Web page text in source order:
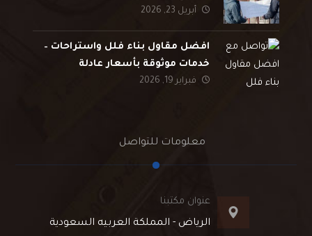
أبريل 23, 2026
افضل مقاول بناء فلل واستراحات –
خدمات موثوقة بأسعار عادلة
فبراير 19, 2026
معلومات للتواصل
عنوان مكتبنا
الرياض - المملكة العربيه السعودية